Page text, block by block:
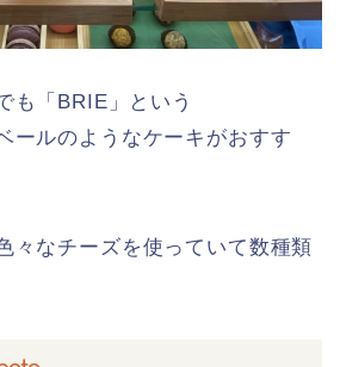
も「BRIE」という
ールのようなケーキがおすす
々なチーズを使っていて数種類